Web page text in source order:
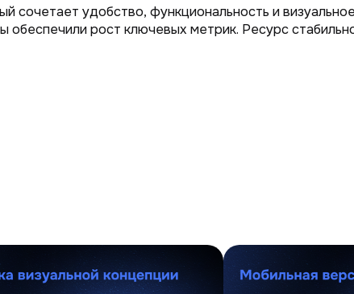
сочетает удобство, функциональность и
рост ключевых метрик. Ресурс